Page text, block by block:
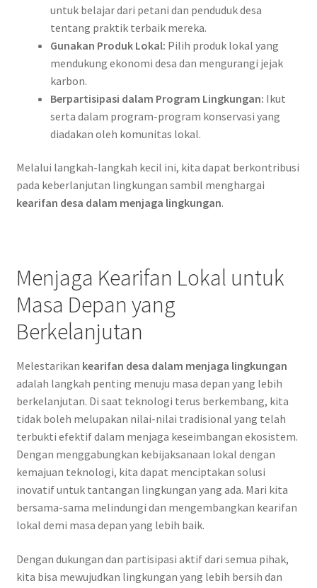
untuk belajar dari petani dan penduduk desa
tentang praktik terbaik mereka.
Gunakan Produk Lokal: Pilih produk lokal yang
mendukung ekonomi desa dan mengurangi jejak
karbon.
Berpartisipasi dalam Program Lingkungan: Ikut
serta dalam program-program konservasi yang
diadakan oleh komunitas lokal.
Melalui langkah-langkah kecil ini, kita dapat berkontribusi
pada keberlanjutan lingkungan sambil menghargai
kearifan desa dalam menjaga lingkungan.
Menjaga Kearifan Lokal untuk
Masa Depan yang
Berkelanjutan
Melestarikan kearifan desa dalam menjaga lingkungan
adalah langkah penting menuju masa depan yang lebih
berkelanjutan. Di saat teknologi terus berkembang, kita
tidak boleh melupakan nilai-nilai tradisional yang telah
terbukti efektif dalam menjaga keseimbangan ekosistem.
Dengan menggabungkan kebijaksanaan lokal dengan
kemajuan teknologi, kita dapat menciptakan solusi
inovatif untuk tantangan lingkungan yang ada. Mari kita
bersama-sama melindungi dan mengembangkan kearifan
lokal demi masa depan yang lebih baik.
Dengan dukungan dan partisipasi aktif dari semua pihak,
kita bisa mewujudkan lingkungan yang lebih bersih dan